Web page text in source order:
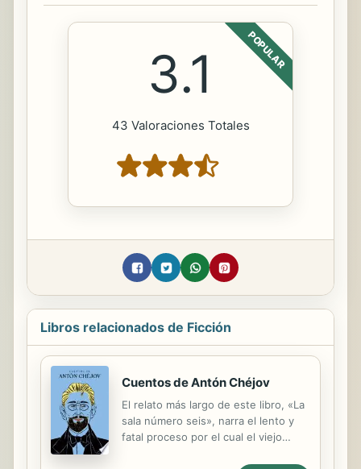
POPULAR
3.1
43 Valoraciones Totales
Libros relacionados de Ficción
Cuentos de Antón Chéjov
El relato más largo de este libro, «La
sala número seis», narra el lento y
fatal proceso por el cual el viejo